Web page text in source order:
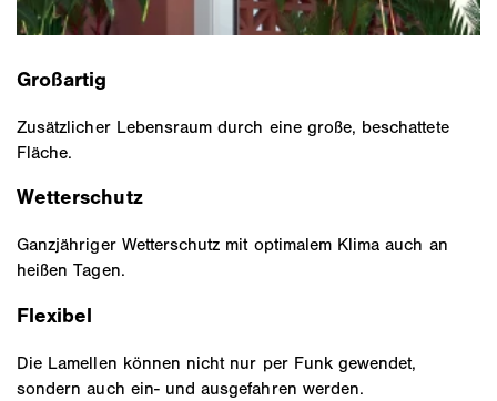
Großartig
Zusätzlicher Lebensraum durch eine große, beschattete
Fläche.
Wetterschutz
Ganzjähriger Wetterschutz mit optimalem Klima auch an
heißen Tagen.
Flexibel
Die Lamellen können nicht nur per Funk gewendet,
sondern auch ein- und ausgefahren werden.